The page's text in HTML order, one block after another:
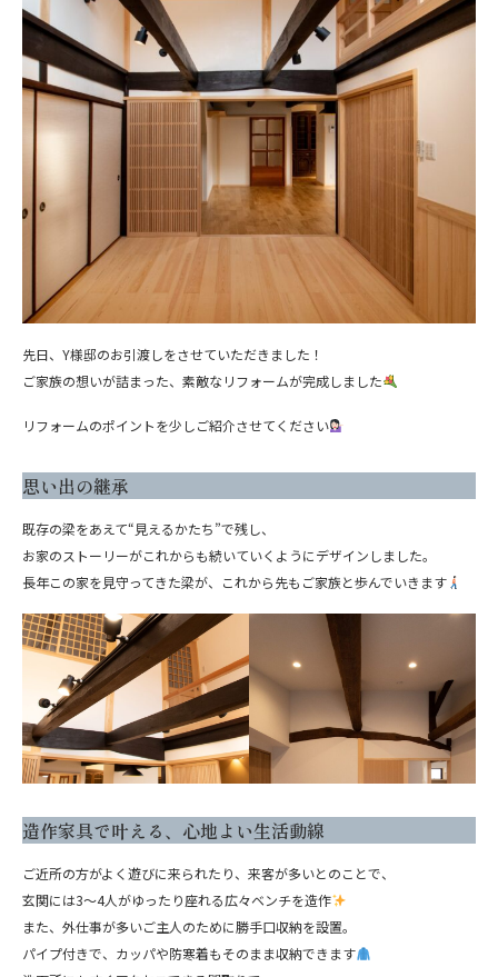
先日、Y様邸のお引渡しをさせていただきました！
ご家族の想いが詰まった、素敵なリフォームが完成しました
リフォームのポイントを少しご紹介させてください
思い出の継承
既存の梁をあえて“見えるかたち”で残し、
お家のストーリーがこれからも続いていくようにデザインしました。
長年この家を見守ってきた梁が、これから先もご家族と歩んでいきます
造作家具で叶える、心地よい生活動線
ご近所の方がよく遊びに来られたり、来客が多いとのことで、
玄関には3〜4人がゆったり座れる広々ベンチを造作
また、外仕事が多いご主人のために勝手口収納を設置。
パイプ付きで、カッパや防寒着もそのまま収納できます